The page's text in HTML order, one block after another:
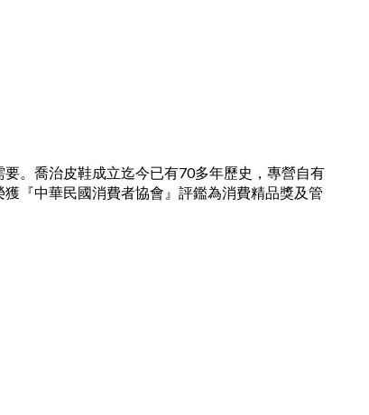
。喬治皮鞋成立迄今已有70多年歷史，專營自有
『中華民國消費者協會』評鑑為消費精品獎及管